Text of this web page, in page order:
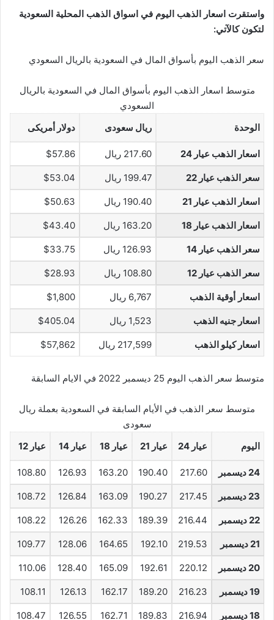
واستقرت اسعار الذهب اليوم في اسواق الذهب المحلية السعودية
لتكون كالآتي:
سعر الذهب اليوم بأسواق المال في السعودية بالريال السعودي
متوسط اسعار الذهب اليوم بأسواق المال في السعودية بالريال
السعودي
الوحدة
ريال سعودى دولار أمريكى
اسعار الذهب عيار 24 217.60 ريال $57.86
سعر الذهب عيار 22 199.47 ريال $53.04
اسعار الذهب عيار 21 190.40 ريال $50.63
اسعار الذهب عيار 18 163.20 ريال $43.40
سعر الذهب عيار 14 126.93 ريال $33.75
سعر الذهب عيار 12 108.80 ريال $28.93
اسعار أوقية الذهب 6,767 ريال $1,800
اسعار جنيه الذهب 1,523 ريال $405.04
اسعار كيلو الذهب 217,599 ريال $57,862
متوسط سعر الذهب اليوم 25 ديسمبر 2022 في الايام السابقة
متوسط سعر الذهب في الأيام السابقة في السعودية بعملة ريال
سعودى
اليوم
عيار 24 عيار 21 عيار 18 عيار 14 عيار 12
24 ديسمبر 217.60
190.40
163.20
126.93
108.80
23 ديسمبر 217.45
190.27
163.09
126.84
108.72
22 ديسمبر 216.44
189.39
162.33
126.26
108.22
21 ديسمبر 219.53
192.10
164.65
128.06
109.77
20 ديسمبر 220.12
192.61
165.09
128.40
110.06
19 ديسمبر 216.23
189.20
162.17
126.13
108.11
18 ديسمبر 216.94
189.83
162.71
126.55
108.47